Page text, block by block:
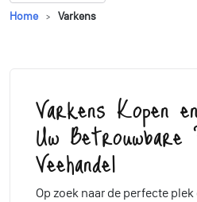
Home Varkens
Varkens Kopen
Uw
Veehandel
Op zoek naar de perfecte plek